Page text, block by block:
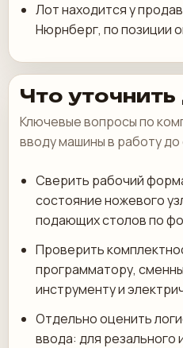
Лот находится у
Нюрнберг, по позиции
Что
Ключевые вопросы по
вводу машины в работу до
Сверить рабочий
состояние ножевого
подающих столов по
Проверить
программатору,
инструменту и
Отдельно оценить
ввода: для резального